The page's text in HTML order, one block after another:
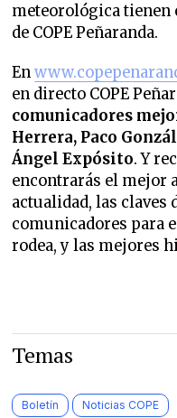
meteorológica tienen
de COPE Peñaranda.
En
en directo COPE
comunicadores
Herrera, Paco
Ángel Expósito. Y
encontrarás el mejor
actualidad, las claves
comunicadores para
rodea, y las mejores
Temas
Boletín Noticias COPE